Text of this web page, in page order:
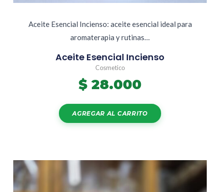
Aceite Esencial Incienso: aceite esencial ideal para
aromaterapia y rutinas…
Aceite Esencial Incienso
Cosmetico
$ 28.000
AGREGAR AL CARRITO